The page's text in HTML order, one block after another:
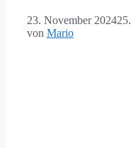
23. November 2024
von Mario